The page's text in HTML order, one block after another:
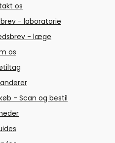
os
- laboratorie
- læge
os
- Scan og bestil